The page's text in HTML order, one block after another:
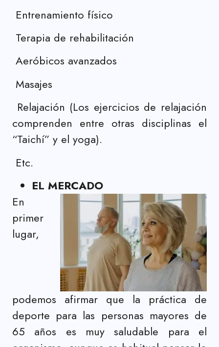
Entrenamiento físico
Terapia de rehabilitación
Aeróbicos avanzados
Masajes
Relajación (Los ejercicios de relajación
comprenden entre otras disciplinas el
“Taichí” y el yoga).
Etc.
EL MERCADO
En
primer
lugar,
podemos afirmar que la práctica de
deporte para las personas mayores de
65 años es muy saludable para el